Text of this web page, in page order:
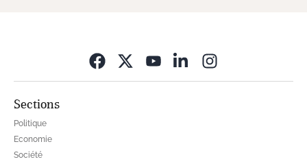
Sections
Politique
Economie
Société